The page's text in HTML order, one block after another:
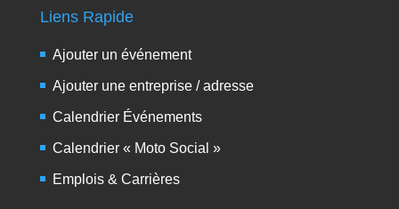
Liens Rapide
Ajouter un événement
Ajouter une entreprise / adresse
Calendrier Événements
Calendrier « Moto Social »
Emplois & Carrières